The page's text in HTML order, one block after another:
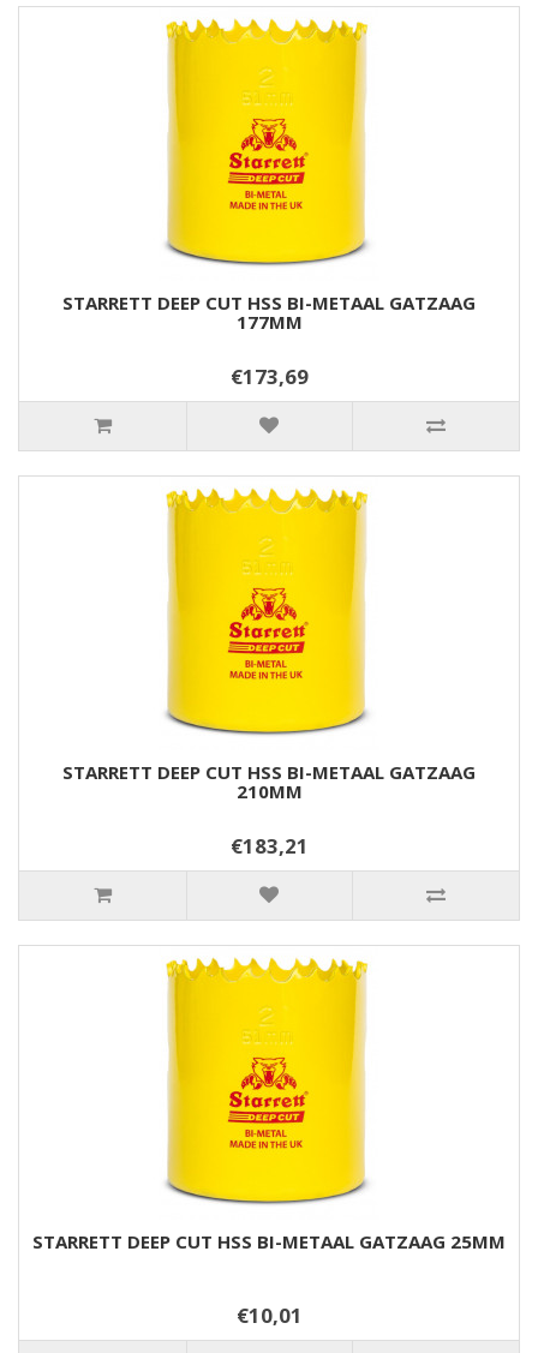
STARRETT DEEP CUT HSS BI-METAAL GATZAAG
177MM
€173,69
STARRETT DEEP CUT HSS BI-METAAL GATZAAG
210MM
€183,21
STARRETT DEEP CUT HSS BI-METAAL GATZAAG 25MM
€10,01